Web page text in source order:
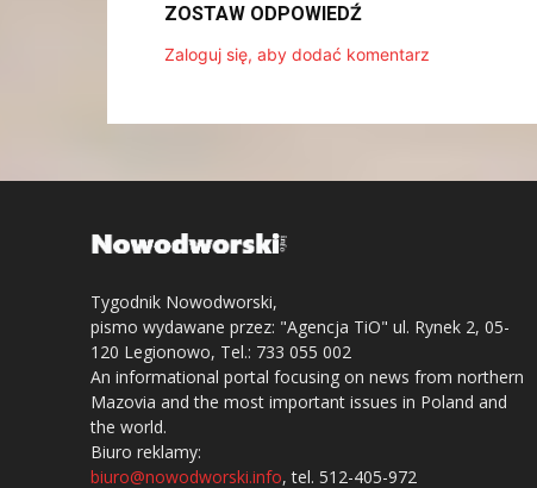
ZOSTAW ODPOWIEDŹ
Zaloguj się, aby dodać komentarz
Tygodnik Nowodworski,
pismo wydawane przez: "Agencja TiO" ul. Rynek 2, 05-
120 Legionowo, Tel.: 733 055 002
An informational portal focusing on news from northern
Mazovia and the most important issues in Poland and
the world.
Biuro reklamy:
biuro@nowodworski.info, tel. 512-405-972